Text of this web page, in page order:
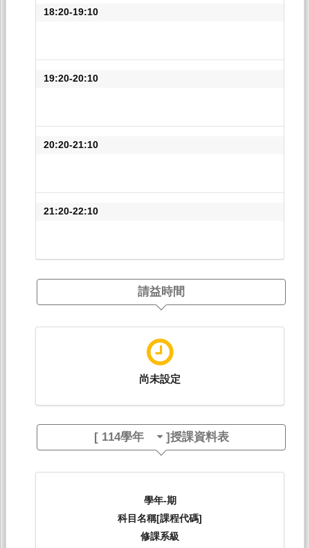
18:20-19:10
19:20-20:10
20:20-21:10
21:20-22:10
請益時間
尚未設定
[ 114學年 ]授課資料表
學年-期
科目名稱[課程代碼]
修課系級